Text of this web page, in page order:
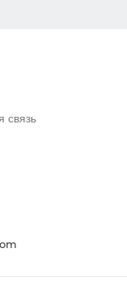
связь